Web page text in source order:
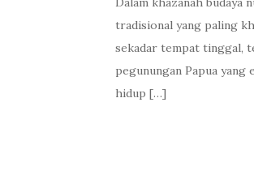
tradisional yang paling
sekadar tempat tinggal,
pegunungan Papua
hidup […]